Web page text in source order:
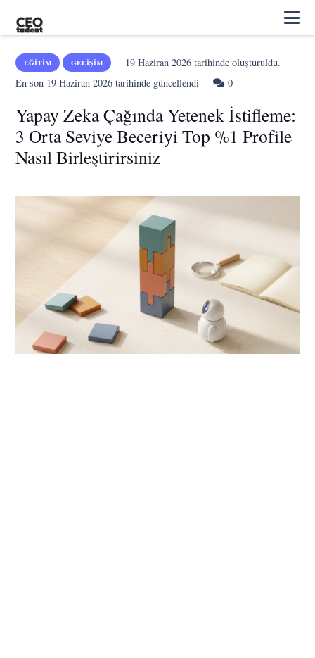
EĞITIM GELIŞIM 19 Haziran 2026tarihinde oluşturuldu.
En son 19 Haziran 2026 tarihinde güncellendi 0
Yapay Zeka Çağında Yetenek İstifleme:
3 Orta Seviye Beceriyi Top %1 Profile
Nasıl Birleştirirsiniz